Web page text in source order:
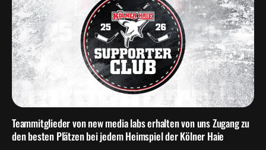
Teammitglieder von new media labs erhalten von uns Zugang zu
den besten Plätzen bei jedem Heimspiel der Kölner Haie